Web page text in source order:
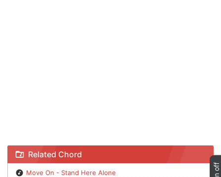
Chord Selingkuh - Stand Here Alone
Related Chord
Move On - Stand Here Alone